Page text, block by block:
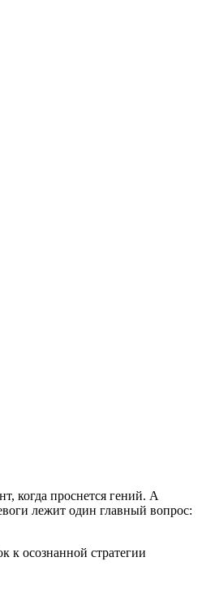
когда проснется гений. А
лежит один главный вопрос:
к осознанной стратегии